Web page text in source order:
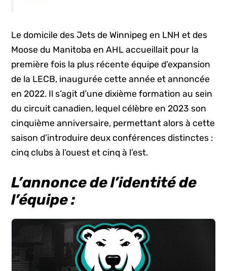
Le domicile des Jets de Winnipeg en LNH et des
Moose du Manitoba en AHL accueillait pour la
première fois la plus récente équipe d’expansion
de la LECB, inaugurée cette année et annoncée
en 2022. Il s’agit d’une dixième formation au sein
du circuit canadien, lequel célèbre en 2023 son
cinquième anniversaire, permettant alors à cette
saison d’introduire deux conférences distinctes :
cinq clubs à l’ouest et cinq à l’est.
L’annonce de l’identité de
l’équipe :